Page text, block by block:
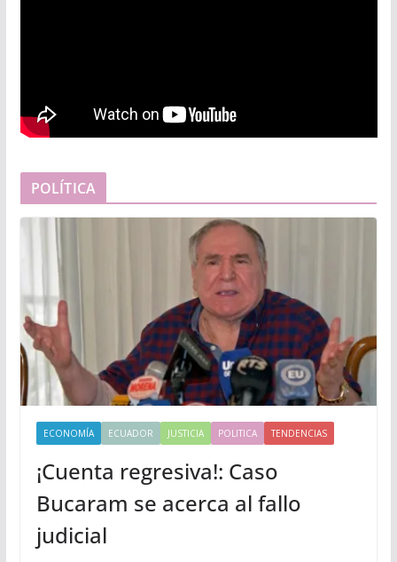
POLÍTICA
ECONOMÍA ECUADOR JUSTICIA POLITICA TENDENCIAS
¡Cuenta regresiva!: Caso
Bucaram se acerca al fallo
judicial